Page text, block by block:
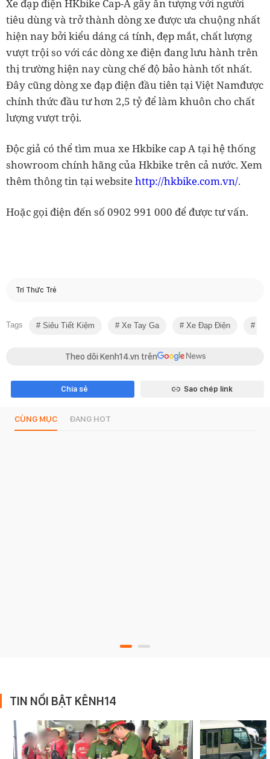
Xe đạp điện HKbike Cap-A gây ấn tượng với người
tiêu dùng và trở thành dòng xe được ưa chuộng nhất
hiện nay bởi kiểu dáng cá tính, đẹp mắt, chất lượng
vượt trội so với các dòng xe điện đang lưu hành trên
thị trường hiện nay cùng chế độ bảo hành tốt nhất.
Đây cũng dòng xe đạp điện đầu tiên tại Việt Namđược
chính thức đầu tư hơn 2,5 tỷ để làm khuôn cho chất
lượng vượt trội.
Độc giả có thể tìm mua xe Hkbike cap A tại hệ thống
showroom chính hãng của Hkbike trên cả nước. Xem
thêm thông tin tại websitehttp://hkbike.com.vn/.
Hoặc gọi điện đến số 0902 991 000 để được tư vấn.
Trí Thức Trẻ
Tags Siêu Tiết Kiệm Xe Tay Ga Xe Đạp Điện
Theo dõi Kenh14.vn trên
Chia sẻ Sao chép link
CÙNG MỤC ĐANG HOT
TIN NỔI BẬT KÊNH14